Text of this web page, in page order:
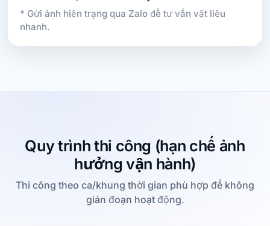
* Gửi ảnh hiện trạng qua Zalo để tư vấn vật liệu
nhanh.
Quy trình thi công (hạn chế ảnh
hưởng vận hành)
Thi công theo ca/khung thời gian phù hợp để không
gián đoạn hoạt động.